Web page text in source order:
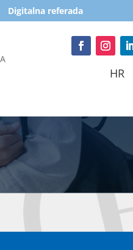
Digitalna referada
HR